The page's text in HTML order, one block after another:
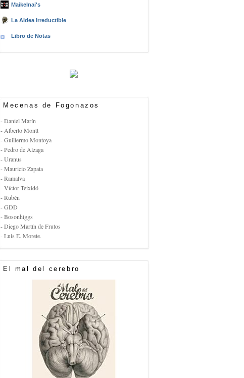
Maikelnai's
La Aldea Irreductible
Libro de Notas
Mecenas de Fogonazos
- Daniel Marín
- Alberto Montt
- Guillermo Montoya
- Pedro de Alzaga
- Uranus
- Mauricio Zapata
- Ramalva
- Víctor Teixidó
- Rubén
- GDD
- Bosonhiggs
- Diego Martín de Frutos
- Luis E. Morete.
El mal del cerebro